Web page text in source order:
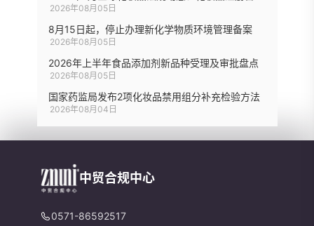
2026年08月05日
8月15日起，停止办理新化学物质环境管理备案
2026年08月05日
2026年上半年食品添加剂新品种受理及审批盘点
2026年08月05日
国家药监局发布2项化妆品禁用组分补充检验方法
2026年08月04日
中贸合规中心
0571-86592517